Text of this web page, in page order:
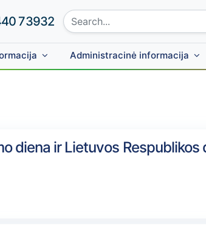
73932 Search site:
Administracinė informacija
diena ir Lietuvos Respublikos